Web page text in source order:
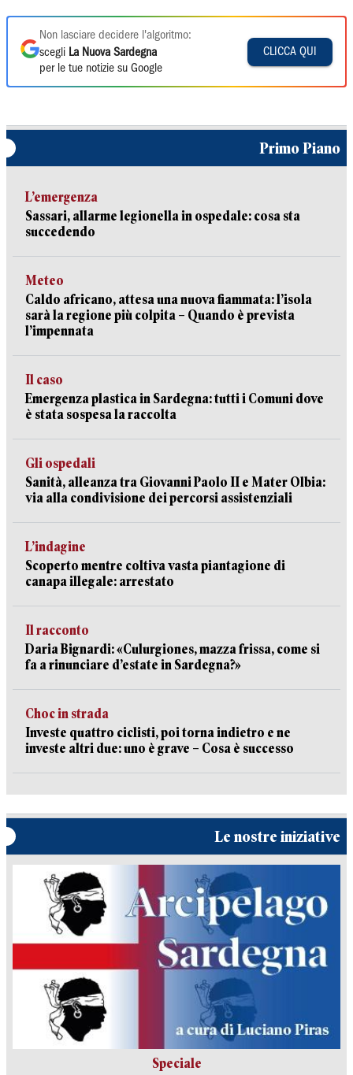
Non lasciare decidere l'algoritmo:
scegli La Nuova Sardegna
per le tue notizie su Google
CLICCA QUI
Primo Piano
L’emergenza
Sassari, allarme legionella in ospedale: cosa sta
succedendo
Meteo
Caldo africano, attesa una nuova fiammata: l’isola
sarà la regione più colpita – Quando è prevista
l’impennata
Il caso
Emergenza plastica in Sardegna: tutti i Comuni dove
è stata sospesa la raccolta
Gli ospedali
Sanità, alleanza tra Giovanni Paolo II e Mater Olbia:
via alla condivisione dei percorsi assistenziali
L’indagine
Scoperto mentre coltiva vasta piantagione di
canapa illegale: arrestato
Il racconto
Daria Bignardi: «Culurgiones, mazza frissa, come si
fa a rinunciare d’estate in Sardegna?»
Choc in strada
Investe quattro ciclisti, poi torna indietro e ne
investe altri due: uno è grave – Cosa è successo
Le nostre iniziative
Speciale